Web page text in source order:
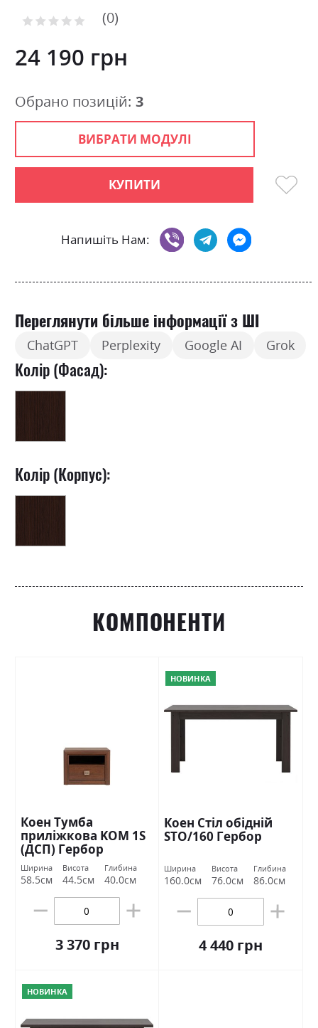
the
of
the
gallery
Рейтинг: 0
24 190 грн
ВИБРАТИ МОДУЛІ
КУПИТИ
Напишіть Нам:
Обрано позицій: 3
Переглянути більше інформації з ШІ
ChatGPT Perplexity Google AI Grok
Колір (Фасад):
Колір (Корпус):
КОМПОНЕНТИ
Коен Тумба
приліжкова KOM 1S
(ДСП) Гербор
Ширина
58.5см
Висота
44.5см
Глибина
40.0см
3 370 грн
НОВИНКА
Коен Стіл обідній
STO/160 Гербор
Ширина
160.0см
Висота
76.0см
Глибина
86.0см
4 440 грн
НОВИНКА